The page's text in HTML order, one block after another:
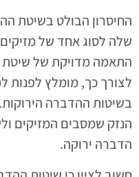
החיסרון הבולט בשיטת
שלה לסוג אחד של
התאמה מדויקת של
לצורך כך, מומלץ לפנות
בשיטות ההדברה
הנזק שמסבים המזיקים
הדברה ירוקה.